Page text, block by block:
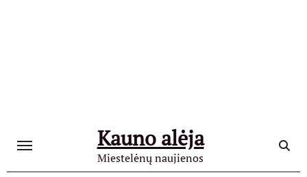
Kauno alėja
Miestelėnų naujienos